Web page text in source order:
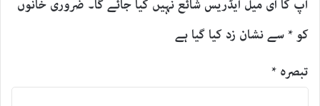
آپ کا ای میل ایڈریس شائع نہیں کیا جائے گا۔ ضروری خانوں
کو *سے نشان زد کیا گیا ہے
تبصرہ *